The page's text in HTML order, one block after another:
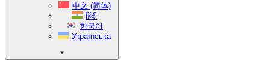
中文 (简体)
हिंदी
한국어
Українська